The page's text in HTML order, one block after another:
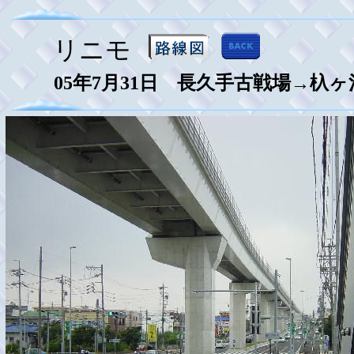
05年7月31日 長久手古戦場→杁ヶ
リニモ